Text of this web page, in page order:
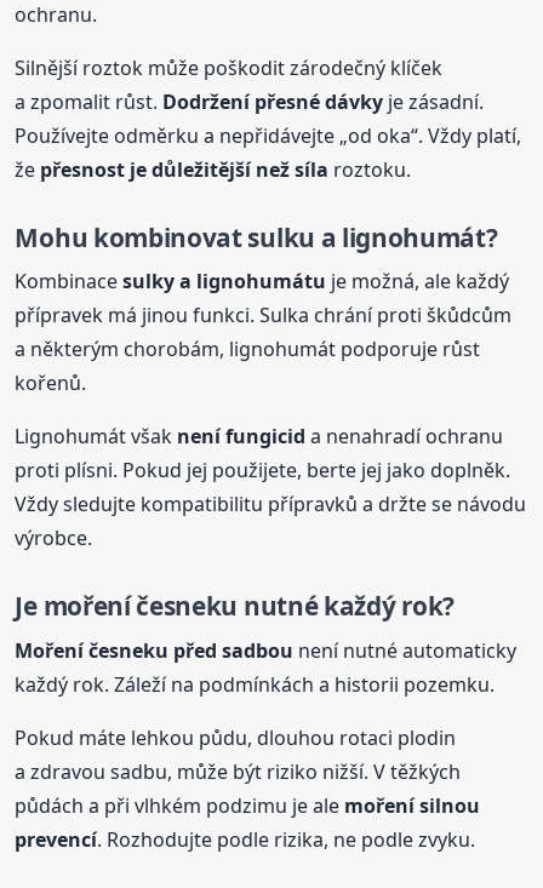
ochranu.
Silnější roztok může poškodit zárodečný klíček
a zpomalit růst. Dodržení přesné dávky je zásadní.
Používejte odměrku a nepřidávejte „od oka“. Vždy platí,
že přesnost je důležitější než síla roztoku.
Mohu kombinovat sulku a lignohumát?
Kombinacesulky a lignohumátu je možná, ale každý
přípravek má jinou funkci. Sulka chrání proti škůdcům
a některým chorobám, lignohumát podporuje růst
kořenů.
Lignohumát však není fungicid a nenahradí ochranu
proti plísni. Pokud jej použijete, berte jej jako doplněk.
Vždy sledujte kompatibilitu přípravků a držte se návodu
výrobce.
Je mořeníčesneku nutné každý rok?
Mořeníčesneku před sadbou není nutné automaticky
každý rok. Záleží na podmínkách a historii pozemku.
Pokud máte lehkou půdu, dlouhou rotaci plodin
a zdravou sadbu, může být riziko nižší. V těžkých
půdách a při vlhkém podzimu je ale moření silnou
prevencí. Rozhodujte podle rizika, ne podle zvyku.